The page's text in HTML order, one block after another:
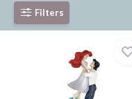
Filters